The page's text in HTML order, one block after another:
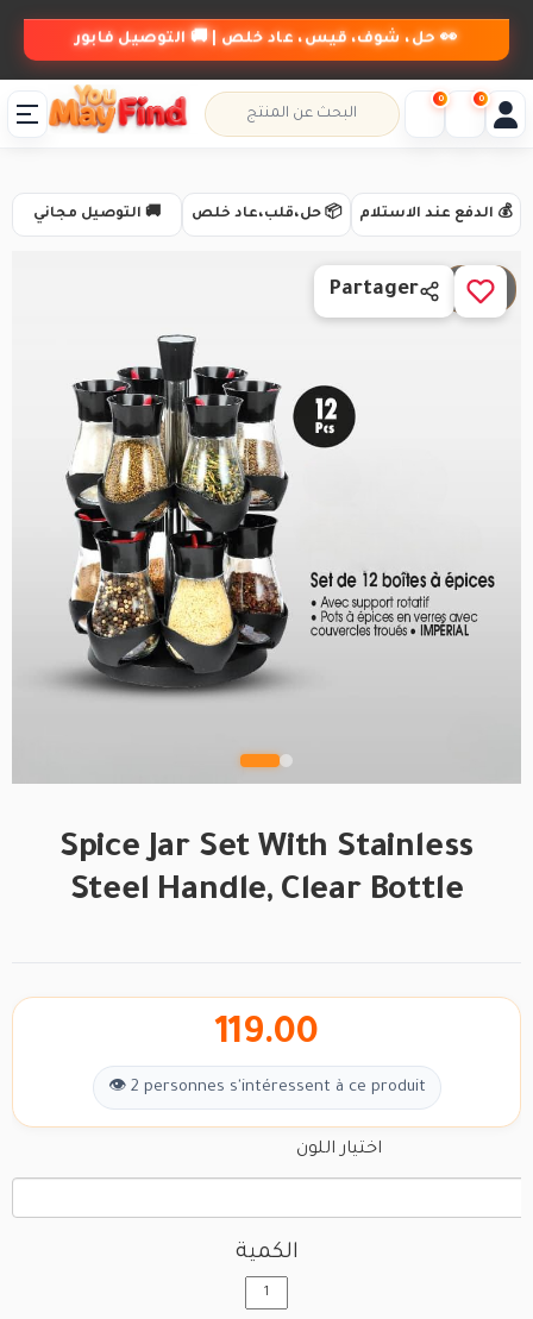
👀 حل، شوف، قيس، عاد خلص | 🚚 التوصيل فابور
Spice Jar Set With Stainless
Steel Handle, Clear Bottle
🚚 التوصيل مجاني 📦 حل،قلب،عاد خلص 💰 الدفع عند الاستلام
1 / 2
Partager
119.00
👁 2 personnes s'intéressent à ce produit
اختيار اللون
الكمية
0 0